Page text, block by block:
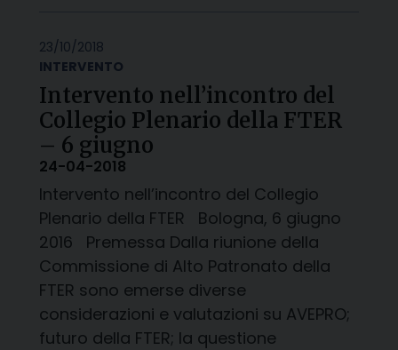
23/10/2018
INTERVENTO
Intervento nell’incontro del
Collegio Plenario della FTER
– 6 giugno
24-04-2018
Intervento nell’incontro del Collegio
Plenario della FTER Bologna, 6 giugno
2016 Premessa Dalla riunione della
Commissione di Alto Patronato della
FTER sono emerse diverse
considerazioni e valutazioni su AVEPRO;
futuro della FTER; la questione